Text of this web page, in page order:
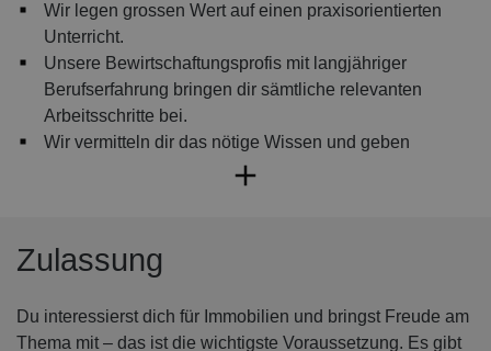
Wir legen grossen Wert auf einen praxisorientierten
Unterricht.
Unsere Bewirtschaftungsprofis mit langjähriger
Berufserfahrung bringen dir sämtliche relevanten
Arbeitsschritte bei.
Wir vermitteln dir das nötige Wissen und geben
wertvolle Tipps, damit du Sachverhalte aus der
Du erhältst praxisorientierte Lehrmittel mit Mustern und
Beispielen, die du auch später noch verwenden kannst.
regelmässig, ob die Kurskonzepte den Bedürfnissen
Zulassung
Du interessierst dich für Immobilien und bringst Freude am
Thema mit – das ist die wichtigste Voraussetzung. Es gibt